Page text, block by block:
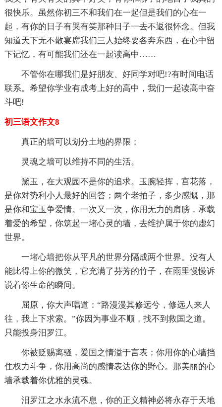
很快乐。虽然你初三不和我们在一起但是我们的心在一
起，有你的日子有哭有笑那种日子一去不返很怀念。但我
知道天下无不散宴席我们三人始终要各奔东西，在心中留
下记忆，有可能我们还在一起读高中……
不管你在哪我们是好朋友、好同学对吧!?有时间电话
联系。希望你学业有成考上好的高中，我们一起读高中奋
斗吧!
初三语文作文8
真正的墙可以划分土地的界限；
灵魂之墙可以维持不同的生活。
黛玉，在大观园不是你的追求。玉腕轻挥，宫花落，
是你对势利小人最好的回答；两个老拍子，多少感慨，那
是你和宝玉争爱情。一次又一次，你用无力的肩膀，承载
着爱的希望，你筑起一堵心灵的墙，去维护属于你的虚幻
世界。
一堵心墙把你从平凡的世界分隔成两个世界。没有人
能比得上你的微笑，它充满了芬芳的竹子，在雨里慢慢诉
说着你生命的瞬间。
屈原，你大声唱道：“路漫漫其修远兮，修远人来人
往，我上下求索。”你因为事业不顺，找不到救国之道。
只能投身汨罗江。
你被贬赐离骚，爱国之情溢于言表；你用你的心墙挡
住权力斗争，你用高尚的感情表达你的野心。那美丽的心
墙承载着你优雅的灵魂。
汨罗江之水永流不息，你的正义精神必将永存于天地